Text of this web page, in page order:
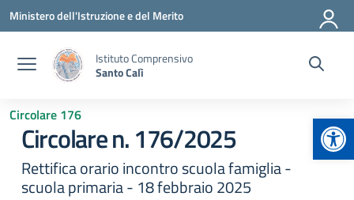
Vai ai contenuti
Vai al menu di navigazione
Vai al footer
Ministero dell'Istruzione e del Merito
Istituto Comprensivo
Santo Calì
Circolare 176
Circolare n. 176/2025
Rettifica orario incontro scuola famiglia -
scuola primaria - 18 febbraio 2025